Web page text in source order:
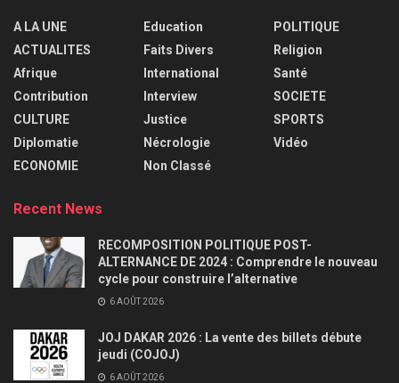
A LA UNE
ACTUALITES
Afrique
Contribution
CULTURE
Diplomatie
ECONOMIE
Education
Faits Divers
International
Interview
Justice
Nécrologie
Non Classé
POLITIQUE
Religion
Santé
SOCIETE
SPORTS
Vidéo
Recent News
RECOMPOSITION POLITIQUE POST-
ALTERNANCE DE 2024 : Comprendre le nouveau
cycle pour construire l’alternative
6 AOÛT 2026
JOJ DAKAR 2026 : La vente des billets débute
jeudi (COJOJ)
6 AOÛT 2026